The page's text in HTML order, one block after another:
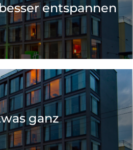
entspannen
ganz